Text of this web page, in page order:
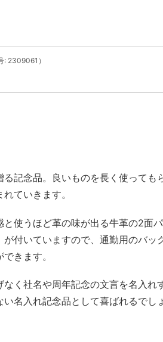
: 2309061）
る記念品。良いものを長く使っても
ていきます。
と使うほど革の味が出る牛革の2面
が付いていますので、通勤用のバッ
きます。
なく社名や周年記念の文言を名入れ
い名入れ記念品として喜ばれるでし